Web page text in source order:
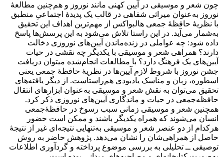
چون شعر و موسیقی در آیین کهنی مانند نوروز و هم‌چنین مطالعۀ
نوروز به‌عنوان میراثی شفاهی در قالب یک پدیدۀ اجتماعیِ منطبق
با نظریۀ حافظۀ جمعی هالبواکس از مهم‌ترین اهداف این تحقیق
به‌شمار می‌آید. در این راستا تلاش می‌شود به این پرسش‌ها پاسخ
داده شود: چه عواملی در زنده‌ماندن آیین‌های نوروزی دخالت
دارند؟ همراهی شعر و موسیقی با یکدیگر چه نقشی در حیات
آیین‌های یک فرهنگ دارد؟ با مطالعات انجام‌شده می‎توان دریافت
جشن نوروز با شروط لازم آیین‌ها در نظریۀ حافظۀ جمعی یعنی
اسطوره، زبان و مناسک یادبودی هم‌راستاست. از دیگر یافته‌های
تحقیق می‌توان به نقش شعر و موسیقی به‌عنوان ابزارهای انتقال
حافظه‌جمعی در حیات و ماندگاری آیین‌های نوروزی ذکر کرد.
همچنین شعر و موسیقی زمانی سبب رسوخ در حافظۀجمعی
انسان می‌شوند که همراه یکدیگر باشند و ممکن است حضور
هرکدام از دو عنصر شعر و موسیقی به‌تنهایی نتیجه‌ای غیر از نتیجۀ
حاصل از همراهی‌شان را نشان می‌دهد. پژوهش حاضر به روش
توصیفی ــ تحلیلی به بررسی موضوع پرداخته و گردآوری اطلاعات